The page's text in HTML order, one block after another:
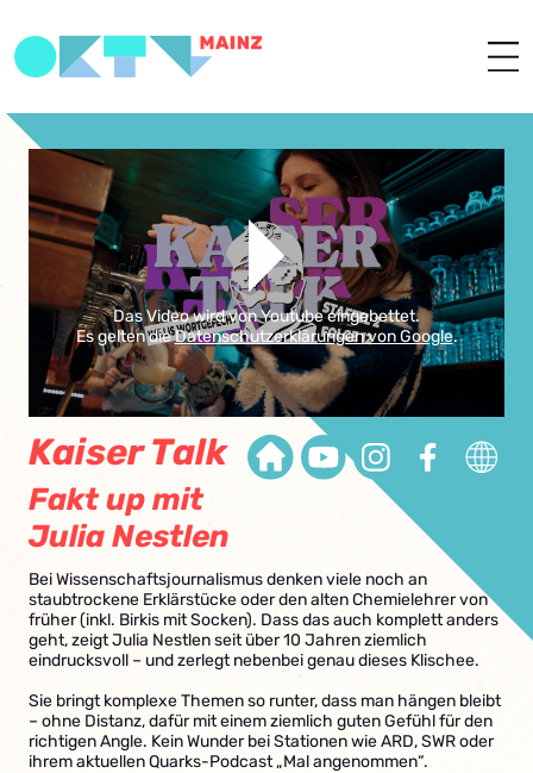
Das Video wird von Youtube eingebettet.
Es gelten dieDatenschutzerklärungen von Google.
Kaiser Talk
Fakt up mit
Julia Nestlen
Bei Wissenschaftsjournalismus denken viele noch an
staubtrockene Erklärstücke oder den alten Chemielehrer von
früher (inkl. Birkis mit Socken). Dass das auch komplett anders
geht, zeigt Julia Nestlen seit über 10 Jahren ziemlich
eindrucksvoll – und zerlegt nebenbei genau dieses Klischee.
Sie bringt komplexe Themen so runter, dass man hängen bleibt
– ohne Distanz, dafür mit einem ziemlich guten Gefühl für den
richtigen Angle. Kein Wunder bei Stationen wie ARD, SWR oder
ihrem aktuellen Quarks-Podcast „Mal angenommen“.